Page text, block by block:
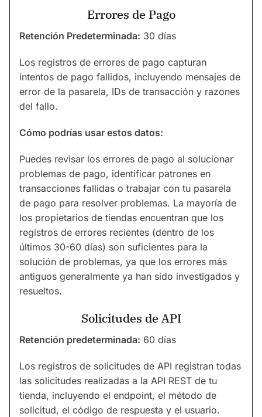
Errores de Pago
Retención Predeterminada: 30 días
Los registros de errores de pago capturan
intentos de pago fallidos, incluyendo mensajes de
error de la pasarela, IDs de transacción y razones
del fallo.
Cómo podrías usar estos datos:
Puedes revisar los errores de pago al solucionar
problemas de pago, identificar patrones en
transacciones fallidas o trabajar con tu pasarela
de pago para resolver problemas. La mayoría de
los propietarios de tiendas encuentran que los
registros de errores recientes (dentro de los
últimos 30-60 días) son suficientes para la
solución de problemas, ya que los errores más
antiguos generalmente ya han sido investigados y
resueltos.
Solicitudes de API
Retención predeterminada: 60 días
Los registros de solicitudes de API registran todas
las solicitudes realizadas a la API REST de tu
tienda, incluyendo el endpoint, el método de
solicitud, el código de respuesta y el usuario.